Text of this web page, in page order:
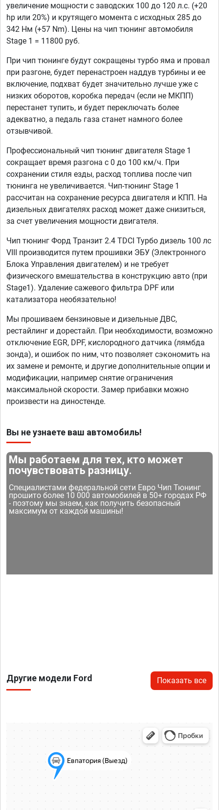
увеличение мощности с заводских 100 до 120 л.с. (+20
hp или 20%) и крутящего момента с исходных 285 до
342 Нм (+57 Nm). Цены на чип тюнинг автомобиля
Stage 1 = 11800 руб.
При чип тюнинге будут сокращены турбо яма и провал
при разгоне, будет перенастроен наддув турбины и ее
включение, подхват будет значительно лучше уже с
низких оборотов, коробка передач (если не МКПП)
перестанет тупить, и будет переключать более
адекватно, а педаль газа станет намного более
отзывчивой.
Профессиональный чип тюнинг двигателя Stage 1
сокращает время разгона с 0 до 100 км/ч. При
сохранении стиля езды, расход топлива после чип
тюнинга не увеличивается. Чип-тюнинг Stage 1
рассчитан на сохранение ресурса двигателя и КПП. На
дизельных двигателях расход может даже снизиться,
за счет увеличения мощности двигателя.
Чип тюнинг Форд Транзит 2.4 TDCI Турбо дизель 100 лс
VIII производится путем прошивки ЭБУ (Электронного
Блока Управления двигателем) и не требует
физического вмешательства в конструкцию авто (при
Stage1). Удаление сажевого фильтра DPF или
катализатора необязательно!
Мы прошиваем бензиновые и дизельные ДВС,
рестайлинг и дорестайл. При необходимости, возможно
отключение EGR, DPF, кислородного датчика (лямбда
зонда), и ошибок по ним, что позволяет сэкономить на
их замене и ремонте, и другие дополнительные опции и
модификации, например снятие ограничения
максимальной скорости. Замер прибавки можно
произвести на диностенде.
Вы не узнаете ваш автомобиль!
Мы работаем для тех, кто может
почувствовать разницу.
Специалистами федеральной сети Евро Чип Тюнинг
прошито более 10 000 автомобилей в 50+ городах РФ
- поэтому мы знаем, как получить безопасный
максимум от каждой машины!
Другие модели Ford Показать все